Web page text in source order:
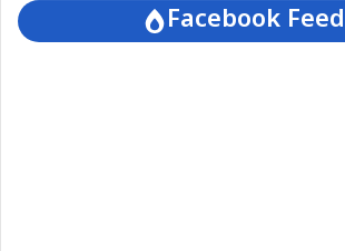
Facebook